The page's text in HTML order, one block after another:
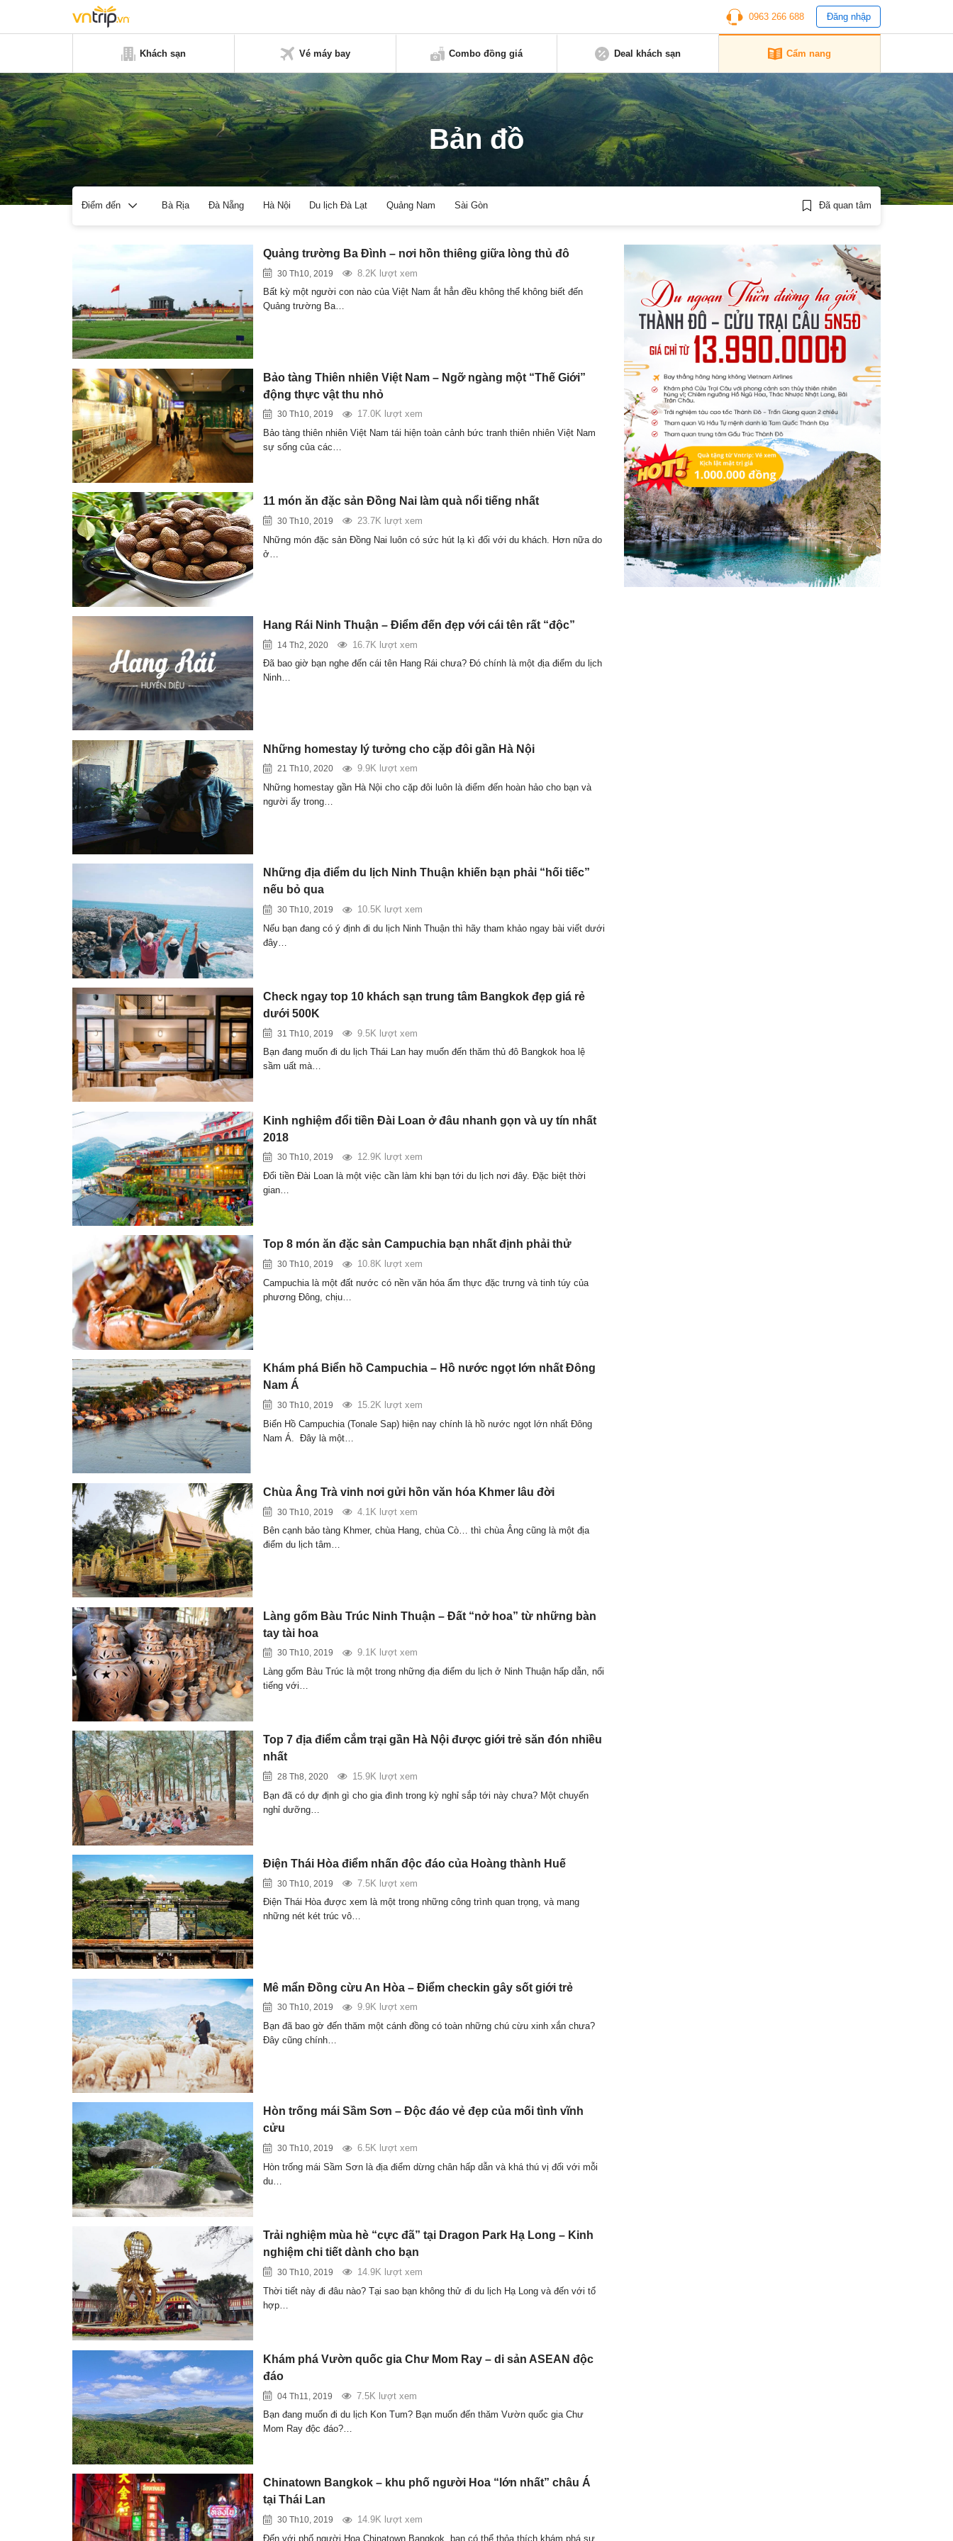
0963 266 688 Đăng nhập
Khách sạn Vé máy bay Combo đồng giá Deal khách sạn Cẩm nang
Bản đồ
Điểm đến Bà Rịa Đà Nẵng Hà Nội Du lịch Đà Lạt Quảng Nam Sài Gòn Đã quan tâm
Quảng trường Ba Đình – nơi hồn thiêng giữa lòng thủ đô
30 Th10, 2019
8.2K lượt xem
Bất kỳ một người con nào của Việt Nam ắt hẳn đều không thể không biết đến
Quảng trường Ba…
Bảo tàng Thiên nhiên Việt Nam – Ngỡ ngàng một “Thế Giới”
động thực vật thu nhỏ
30 Th10, 2019
17.0K lượt xem
Bảo tàng thiên nhiên Việt Nam tái hiện toàn cảnh bức tranh thiên nhiên Việt Nam
sự sống của các…
11 món ăn đặc sản Đồng Nai làm quà nổi tiếng nhất
30 Th10, 2019
23.7K lượt xem
Những món đặc sản Đồng Nai luôn có sức hút lạ kì đối với du khách. Hơn nữa do
ở…
Hang Rái Ninh Thuận – Điểm đến đẹp với cái tên rất “độc”
14 Th2, 2020
16.7K lượt xem
Đã bao giờ bạn nghe đến cái tên Hang Rái chưa? Đó chính là một địa điểm du lịch
Ninh…
Những homestay lý tưởng cho cặp đôi gần Hà Nội
21 Th10, 2020
9.9K lượt xem
Những homestay gần Hà Nội cho cặp đôi luôn là điểm đến hoàn hảo cho bạn và
người ấy trong…
Những địa điểm du lịch Ninh Thuận khiến bạn phải “hối tiếc”
nếu bỏ qua
30 Th10, 2019
10.5K lượt xem
Nếu bạn đang có ý định đi du lịch Ninh Thuận thì hãy tham khảo ngay bài viết dưới
đây…
Check ngay top 10 khách sạn trung tâm Bangkok đẹp giá rẻ
dưới 500K
31 Th10, 2019
9.5K lượt xem
Bạn đang muốn đi du lịch Thái Lan hay muốn đến thăm thủ đô Bangkok hoa lệ
sầm uất mà…
Kinh nghiệm đổi tiền Đài Loan ở đâu nhanh gọn và uy tín nhất
2018
30 Th10, 2019
12.9K lượt xem
Đổi tiền Đài Loan là một việc cần làm khi bạn tới du lịch nơi đây. Đặc biệt thời
gian…
Top 8 món ăn đặc sản Campuchia bạn nhất định phải thử
30 Th10, 2019
10.8K lượt xem
Campuchia là một đất nước có nền văn hóa ẩm thực đặc trưng và tinh túy của
phương Đông, chịu…
Khám phá Biển hồ Campuchia – Hồ nước ngọt lớn nhất Đông
Nam Á
30 Th10, 2019
15.2K lượt xem
Biển Hồ Campuchia (Tonale Sap) hiện nay chính là hồ nước ngọt lớn nhất Đông
Nam Á. Đây là một…
Chùa Âng Trà vinh nơi gửi hồn văn hóa Khmer lâu đời
30 Th10, 2019
4.1K lượt xem
Bên cạnh bảo tàng Khmer, chùa Hang, chùa Cò… thì chùa Âng cũng là một địa
điểm du lịch tâm…
Làng gốm Bàu Trúc Ninh Thuận – Đất “nở hoa” từ những bàn
tay tài hoa
30 Th10, 2019
9.1K lượt xem
Làng gốm Bàu Trúc là một trong những địa điểm du lịch ở Ninh Thuận hấp dẫn, nổi
tiếng với…
Top 7 địa điểm cắm trại gần Hà Nội được giới trẻ săn đón nhiều
nhất
28 Th8, 2020
15.9K lượt xem
Bạn đã có dự định gì cho gia đình trong kỳ nghỉ sắp tới này chưa? Một chuyến
nghỉ dưỡng…
Điện Thái Hòa điểm nhấn độc đáo của Hoàng thành Huế
30 Th10, 2019
7.5K lượt xem
Điện Thái Hòa được xem là một trong những công trình quan trọng, và mang
những nét két trúc vô…
Mê mẩn Đồng cừu An Hòa – Điểm checkin gây sốt giới trẻ
30 Th10, 2019
9.9K lượt xem
Bạn đã bao gờ đến thăm một cánh đồng có toàn những chú cừu xinh xắn chưa?
Đây cũng chính…
Hòn trống mái Sầm Sơn – Độc đáo vẻ đẹp của mối tình vĩnh
cửu
30 Th10, 2019
6.5K lượt xem
Hòn trống mái Sầm Sơn là địa điểm dừng chân hấp dẫn và khá thú vị đối với mỗi
du…
Trải nghiệm mùa hè “cực đã” tại Dragon Park Hạ Long – Kinh
nghiệm chi tiết dành cho bạn
30 Th10, 2019
14.9K lượt xem
Thời tiết này đi đâu nào? Tại sao bạn không thử đi du lịch Hạ Long và đến với tổ
hợp…
Khám phá Vườn quốc gia Chư Mom Ray – di sản ASEAN độc
đáo
04 Th11, 2019
7.5K lượt xem
Bạn đang muốn đi du lịch Kon Tum? Bạn muốn đến thăm Vườn quốc gia Chư
Mom Ray độc đáo?…
Chinatown Bangkok – khu phố người Hoa “lớn nhất” châu Á
tại Thái Lan
30 Th10, 2019
14.9K lượt xem
Đến với phố người Hoa Chinatown Bangkok, bạn có thể thỏa thích khám phá sự